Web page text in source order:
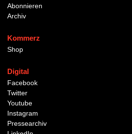
Abonnieren
Archiv
Kommerz
Shop
Digital
Facebook
Twitter
Youtube
Instagram
Pressearchiv